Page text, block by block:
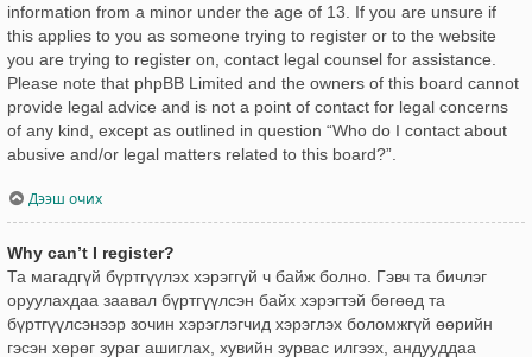
information from a minor under the age of 13. If you are unsure if
this applies to you as someone trying to register or to the website
you are trying to register on, contact legal counsel for assistance.
Please note that phpBB Limited and the owners of this board cannot
provide legal advice and is not a point of contact for legal concerns
of any kind, except as outlined in question “Who do I contact about
abusive and/or legal matters related to this board?”.
Дээш очих
Why can’t I register?
Та магадгүй бүртгүүлэх хэрэггүй ч байж болно. Гэвч та бичлэг
оруулахдаа заавал бүртгүүлсэн байх хэрэгтэй бөгөөд та
бүртгүүлсэнээр зочин хэрэглэгчид хэрэглэх боломжгүй өөрийн
гэсэн хөрөг зураг ашиглах, хувийн зурвас илгээх, андууддаа